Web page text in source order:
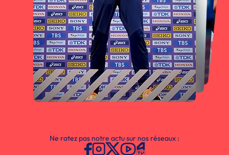
Ne ratez pas notre actu sur nos réseaux :